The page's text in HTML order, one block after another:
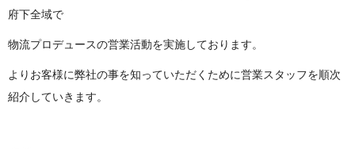
府 下 全 域 で
物流プロデュースの営業活動を実施してお り ま す 。
よりお客様に弊社の事を知っていただくために営業スタッフを順次
紹介してい き ま す 。